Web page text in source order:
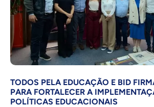
TODOS PELA EDUCAÇÃO E BID
PARA FORTALECER A
POLÍTICAS EDUCACIONAIS